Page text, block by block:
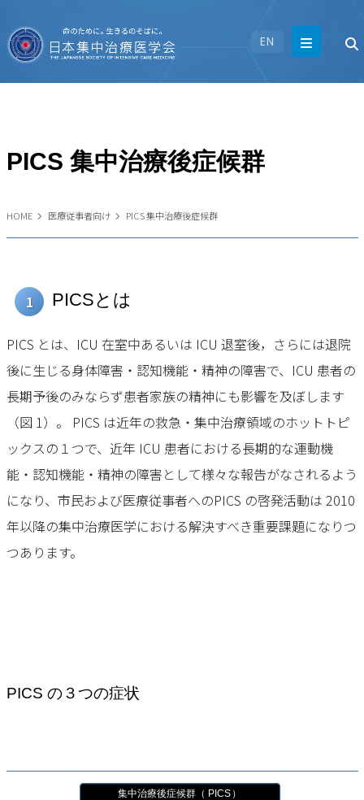
EN
HOME 医療従事者向け PICS 集中治療後症候群
PICS 集中治療後症候群
1 PICSとは
PICS とは、ICU 在室中あるいは ICU 退室後，さらには退院
後に⽣じる⾝体障害・認知機能・精神の障害で、ICU 患者の
⻑期予後のみならず患者家族の精神にも影響を及ぼします
（図 1）。 PICS は近年の救急・集中治療領域のホットトピ
ックスの１つで、近年 ICU 患者における⻑期的な運動機
能・認知機能・精神の障害として様々な報告がなされるよう
になり、市⺠および医療従事者へのPICS の啓発活動は 2010
年以降の集中治療医学における解決すべき重要課題になりつ
つあります。
PICS の３つの症状